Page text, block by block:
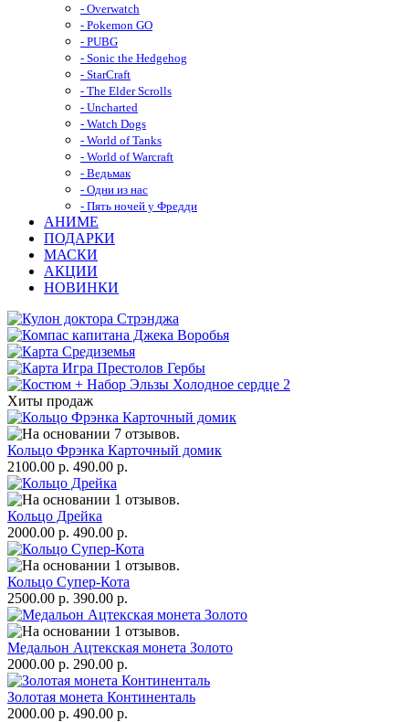
- Overwatch
- Pokemon GO
- PUBG
- Sonic the Hedgehog
- StarCraft
- The Elder Scrolls
- Uncharted
- Watch Dogs
- World of Tanks
- World of Warcraft
- Ведьмак
- Одни из нас
- Пять ночей у Фредди
АНИМЕ
ПОДАРКИ
МАСКИ
АКЦИИ
НОВИНКИ
Хиты продаж
Кольцо Фрэнка Карточный домик
2100.00 р. 490.00 р.
Кольцо Дрейка
2000.00 р. 490.00 р.
Кольцо Супер-Кота
2500.00 р. 390.00 р.
Медальон Ацтекская монета Золото
2000.00 р. 290.00 р.
Золотая монета Континенталь
2000.00 р. 490.00 р.